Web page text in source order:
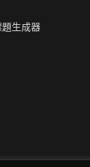
生成器